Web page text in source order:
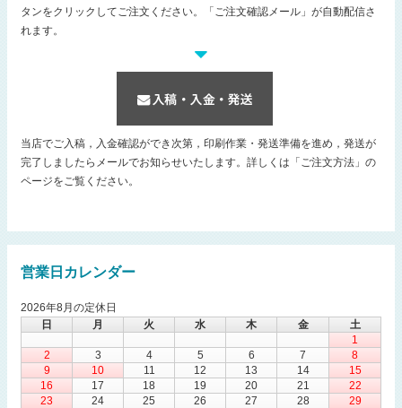
タンをクリックしてご注文ください。「ご注文確認メール」が自動配信さ
れます。
当店でご入稿，入金確認ができ次第，印刷作業・発送準備を進め，発送が
完了しましたらメールでお知らせいたします。詳しくは「ご注文方法」の
ページをご覧ください。
営業日カレンダー
2026年8月の定休日
日
月 火 水 木 金
土
1
2
3 4 5 6 7
8
9
10 11 12 13 14
15
16
17 18 19 20 21
22
23
24 25 26 27 28
29